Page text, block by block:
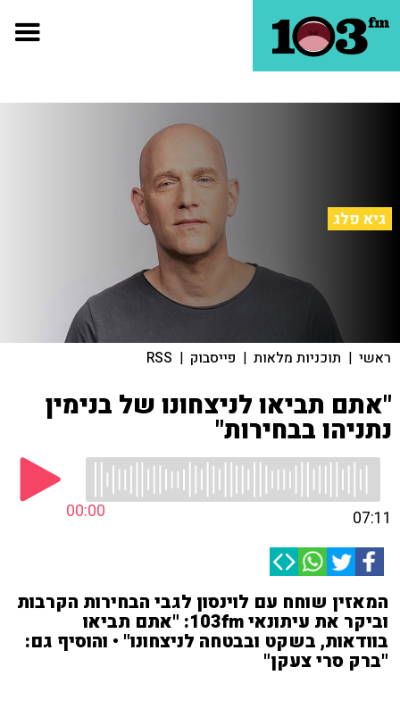
גיא פלג
ראשי | תוכניות מלאות | פייסבוק |
RSS
"אתם תביאו לניצחונו של בנימין
נתניהו בבחירות"
00:00 07:11
המאזין שוחח עם לוינסון לגבי הבחירות הקרבות
וביקר את עיתונאי 103fm: "אתם תביאו
בוודאות, בשקט ובבטחה לניצחונו" • והוסיף גם:
"ברק סרי צעקן"